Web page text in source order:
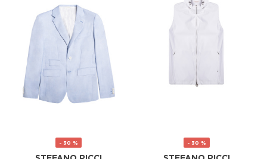
- 30 % - 30 %